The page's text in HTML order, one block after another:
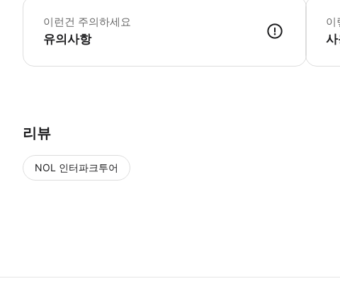
이런건 주의하세요
유의사항
이
사
리뷰
NOL 인터파크투어